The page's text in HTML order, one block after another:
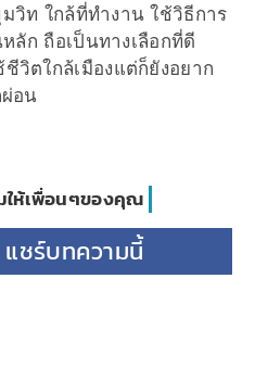
วิท ใกล้ที่ทำงาน ใช้วิธีการ
ลัก ถือเป็นทางเลือกที่ดี
วิตใกล้เมืองแต่ก็ยังอยาก
อน
ห้เพื่อนๆของคุณ